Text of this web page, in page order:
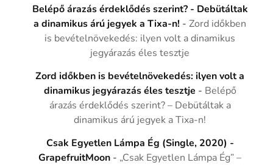
Belépő árazás érdeklődés szerint? - Debütáltak
a dinamikus árú jegyek a Tixa-n! -Zord időkben
is bevételnövekedés: ilyen volt a dinamikus
jegyárazás éles tesztje
Zord időkben is bevételnövekedés: ilyen volt a
dinamikus jegyárazás éles tesztje - Belépő
árazás érdeklődés szerint? – Debütáltak a
dinamikus árú jegyek a Tixa-n!
Csak Egyetlen Lámpa Ég (Single, 2020) -
GrapefruitMoon - „Csak Egyetlen Lámpa Ég” –